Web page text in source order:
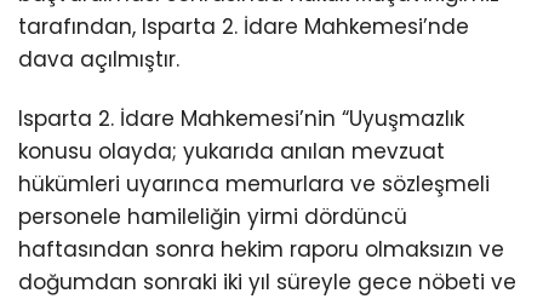
tarafından, Isparta 2. İdare Mahkemesi’nde
dava açılmıştır.
Isparta 2. İdare Mahkemesi’nin “Uyuşmazlık
konusu olayda; yukarıda anılan mevzuat
hükümleri uyarınca memurlara ve sözleşmeli
personele hamileliğin yirmi dördüncü
haftasından sonra hekim raporu olmaksızın ve
doğumdan sonraki iki yıl süreyle gece nöbeti ve